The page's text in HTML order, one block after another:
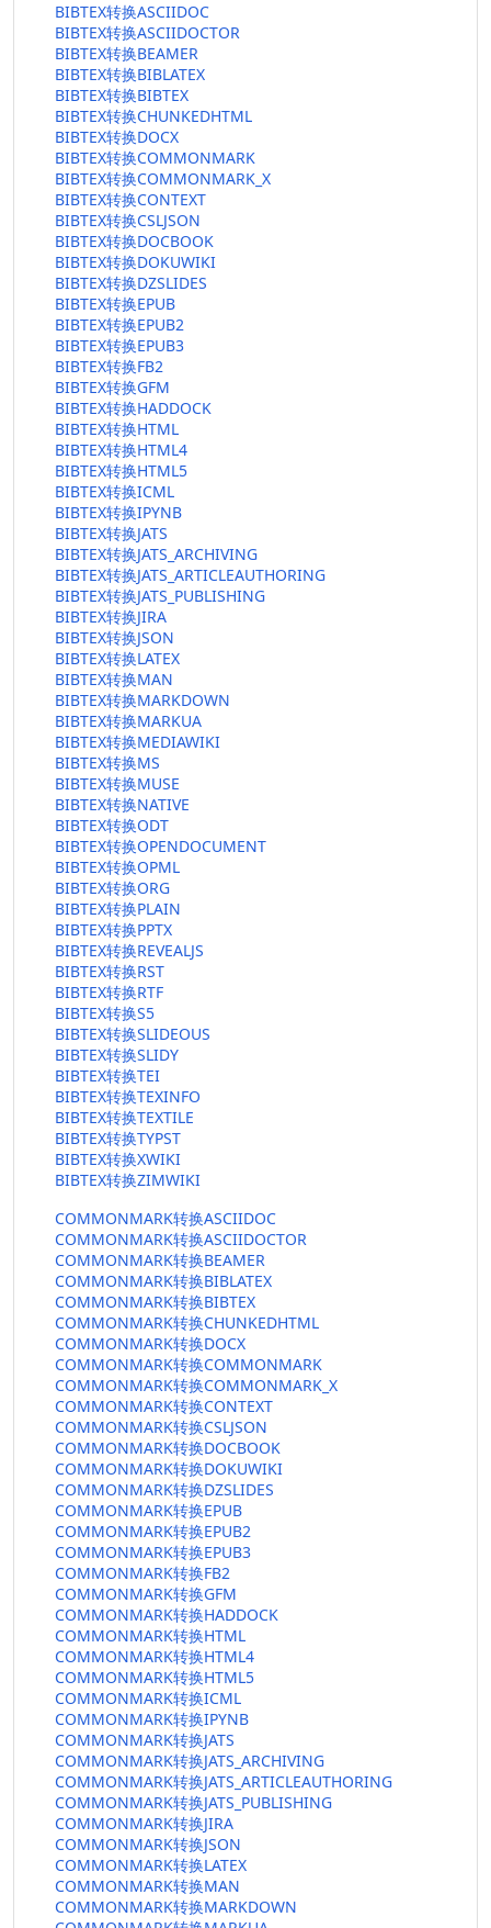
BIBTEX转换ASCIIDOC
BIBTEX转换ASCIIDOCTOR
BIBTEX转换BEAMER
BIBTEX转换BIBLATEX
BIBTEX转换BIBTEX
BIBTEX转换CHUNKEDHTML
BIBTEX转换DOCX
BIBTEX转换COMMONMARK
BIBTEX转换COMMONMARK_X
BIBTEX转换CONTEXT
BIBTEX转换CSLJSON
BIBTEX转换DOCBOOK
BIBTEX转换DOKUWIKI
BIBTEX转换DZSLIDES
BIBTEX转换EPUB
BIBTEX转换EPUB2
BIBTEX转换EPUB3
BIBTEX转换FB2
BIBTEX转换GFM
BIBTEX转换HADDOCK
BIBTEX转换HTML
BIBTEX转换HTML4
BIBTEX转换HTML5
BIBTEX转换ICML
BIBTEX转换IPYNB
BIBTEX转换JATS
BIBTEX转换JATS_ARCHIVING
BIBTEX转换JATS_ARTICLEAUTHORING
BIBTEX转换JATS_PUBLISHING
BIBTEX转换JIRA
BIBTEX转换JSON
BIBTEX转换LATEX
BIBTEX转换MAN
BIBTEX转换MARKDOWN
BIBTEX转换MARKUA
BIBTEX转换MEDIAWIKI
BIBTEX转换MS
BIBTEX转换MUSE
BIBTEX转换NATIVE
BIBTEX转换ODT
BIBTEX转换OPENDOCUMENT
BIBTEX转换OPML
BIBTEX转换ORG
BIBTEX转换PLAIN
BIBTEX转换PPTX
BIBTEX转换REVEALJS
BIBTEX转换RST
BIBTEX转换RTF
BIBTEX转换S5
BIBTEX转换SLIDEOUS
BIBTEX转换SLIDY
BIBTEX转换TEI
BIBTEX转换TEXINFO
BIBTEX转换TEXTILE
BIBTEX转换TYPST
BIBTEX转换XWIKI
BIBTEX转换ZIMWIKI
COMMONMARK转换ASCIIDOC
COMMONMARK转换ASCIIDOCTOR
COMMONMARK转换BEAMER
COMMONMARK转换BIBLATEX
COMMONMARK转换BIBTEX
COMMONMARK转换CHUNKEDHTML
COMMONMARK转换DOCX
COMMONMARK转换COMMONMARK
COMMONMARK转换COMMONMARK_X
COMMONMARK转换CONTEXT
COMMONMARK转换CSLJSON
COMMONMARK转换DOCBOOK
COMMONMARK转换DOKUWIKI
COMMONMARK转换DZSLIDES
COMMONMARK转换EPUB
COMMONMARK转换EPUB2
COMMONMARK转换EPUB3
COMMONMARK转换FB2
COMMONMARK转换GFM
COMMONMARK转换HADDOCK
COMMONMARK转换HTML
COMMONMARK转换HTML4
COMMONMARK转换HTML5
COMMONMARK转换ICML
COMMONMARK转换IPYNB
COMMONMARK转换JATS
COMMONMARK转换JATS_ARCHIVING
COMMONMARK转换JATS_ARTICLEAUTHORING
COMMONMARK转换JATS_PUBLISHING
COMMONMARK转换JIRA
COMMONMARK转换JSON
COMMONMARK转换LATEX
COMMONMARK转换MAN
COMMONMARK转换MARKDOWN